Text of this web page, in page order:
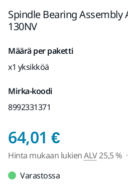
Spindle Bearing Assembly
130NV
Määrä per paketti
x1 yksikköä
Mirka-koodi
8992331371
64,01 €Hinta
Hinta mukaan lukienALV25,5 %
Varastossa